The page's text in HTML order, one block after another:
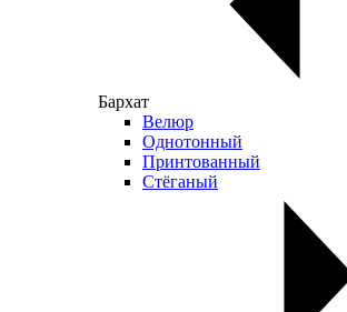
Бархат
Велюр
Однотонный
Принтованный
Стёганый